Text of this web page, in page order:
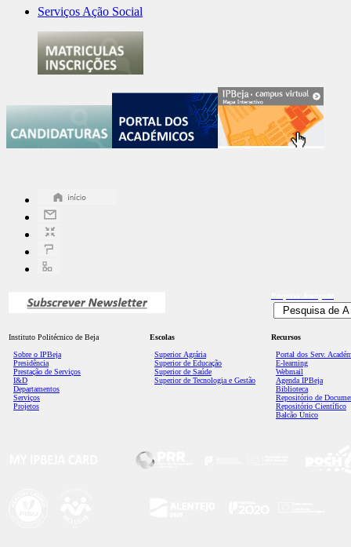
Serviços Ação Social
Instituto Politécnico de Beja
Sobre o IPBeja
Presidência
Prestação de Serviços
I&D
Departamentos
Serviços
Projetos
Escolas
Superior Agrária
Superior de Educação
Superior de Saúde
Superior de Tecnologia e Gestão
Recursos
Portal dos Serv.
E-learning
Webmail
Agenda IPBeja
Biblioteca
Repositório de
Repositório Científico
Balcão Único